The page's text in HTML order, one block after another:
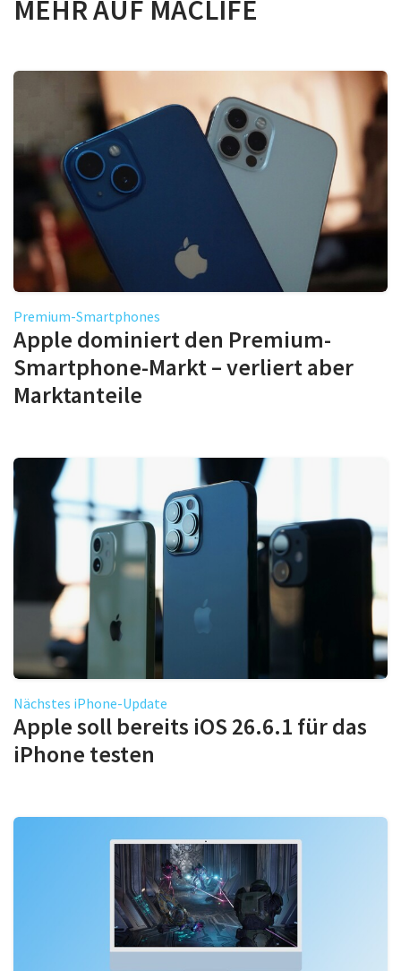
MEHR AUF MACLIFE
Premium-Smartphones
Apple dominiert den Premium-
Smartphone-Markt – verliert aber
Marktanteile
Nächstes iPhone-Update
Apple soll bereits iOS 26.6.1 für das
iPhone testen